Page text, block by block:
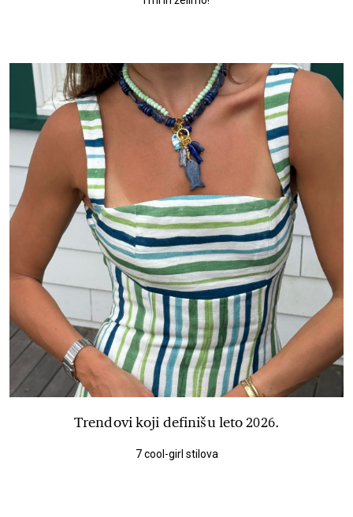
Trendovi koji definišu leto 2026.
7 cool-girl stilova